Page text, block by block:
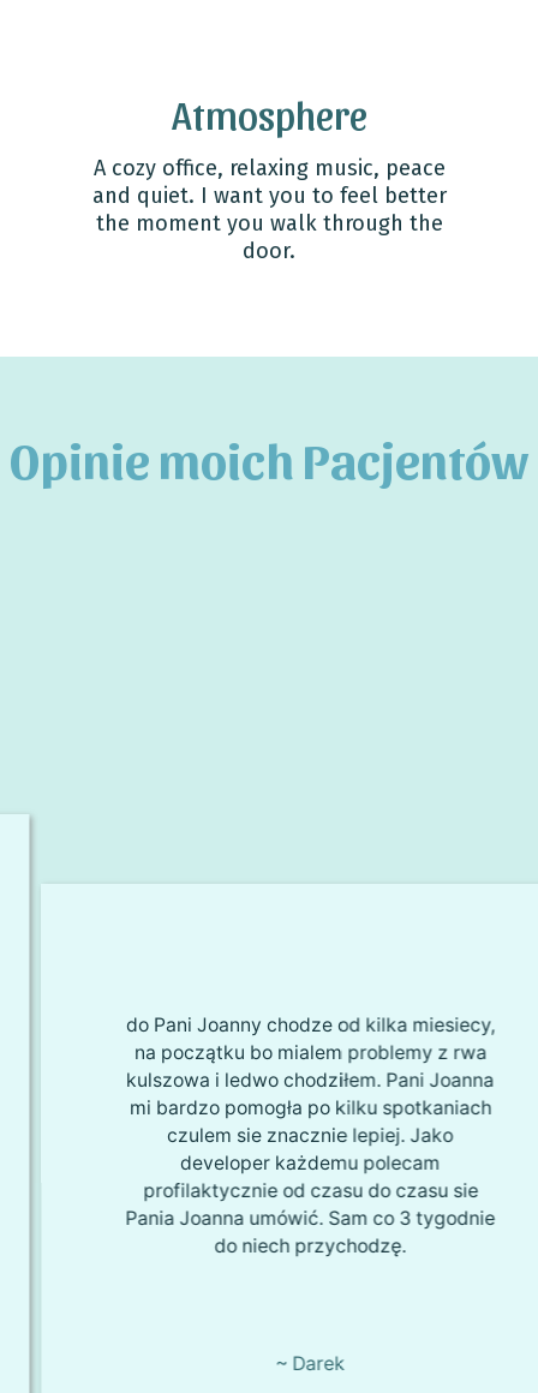
Atmosphere
A cozy office, relaxing music, peace
and quiet. I want you to feel better
the moment you walk through the
door.
Opinie moich Pacjentów
do Pani Joanny chodze od kilka miesiecy,
na początku bo mialem problemy z rwa
kulszowa i ledwo chodziłem. Pani Joanna
mi bardzo pomogła po kilku spotkaniach
czulem sie znacznie lepiej. Jako
developer każdemu polecam
profilaktycznie od czasu do czasu sie
Pania Joanna umówić. Sam co 3 tygodnie
do niech przychodzę.
~ Darek